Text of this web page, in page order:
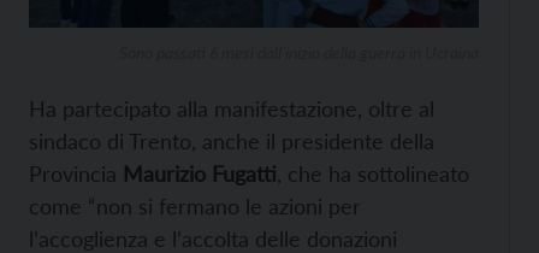
Ha partecipato alla manifestazione, oltre al
sindaco di Trento, anche il presidente della
Provincia Maurizio Fugatti , che ha sottolineato
come “non si fermano le azioni per
l’accoglienza e l’accolta delle donazioni